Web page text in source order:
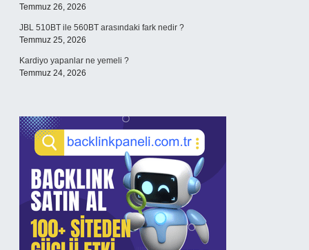
Temmuz 26, 2026
JBL 510BT ile 560BT arasındaki fark nedir ?
Temmuz 25, 2026
Kardiyo yapanlar ne yemeli ?
Temmuz 24, 2026